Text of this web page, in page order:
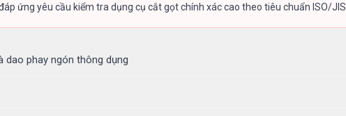
ứng yêu cầu kiểm tra dụng cụ cắt gọt chính xác cao theo tiêu chuẩn ISO/JIS.
phay ngón thông dụng